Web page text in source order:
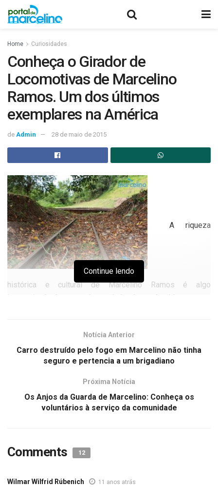
Home Curiosidades
Conheça o Girador de
Locomotivas de Marcelino
Ramos. Um dos últimos
exemplares na América
de Admin 28 de maio de 2015
A riqueza
histórica e cultural de Marcelino Ramos é algo
inquestionável, mas talvez ainda desconhecida para as
editorial de manter viva a história da cidade, leva seus
leitores para mais uma viagem ao passado. Neste mês de
maio nossa equipe de reportagem deu um giro pelo parque
construído há mais de um século. Trata-se do Girador de
Locomotivas, um dos raros exemplares ainda existentes na
América Latina, que ainda sobrevive apesar da ação do
Até o início dos anos 80 o equipamento servia para
manobrar as locomotivas que faziam a linha São Paulo/ Rio
eram levadas até o Girador. Em razão da tecnologia
Continue lendo
Notícia Anterior
Carro destruído pelo fogo em Marcelino não tinha
seguro e pertencia a um brigadiano
Próxima Notícia
Os Anjos da Guarda de Marcelino: Conheça os
voluntários à serviço da comunidade
Comments 12
Wilmar Wilfrid Rúbenich 11 anos atrás